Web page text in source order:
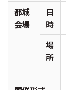
都城
会場
日
時
場
所